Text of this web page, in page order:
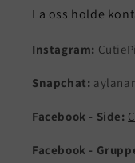
La oss holde
Instagram:
Snapchat:
Facebook - Side:
Facebook -